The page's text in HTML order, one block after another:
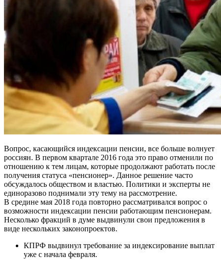
Вопрос, касающийся индексации пенсии, все больше волнует
россиян. В первом квартале 2016 года это право отменили по
отношению к тем лицам, которые продолжают работать после
получения статуса «пенсионер». Данное решение часто
обсуждалось обществом и властью. Политики и эксперты не
единоразово поднимали эту тему на рассмотрение.
В средине мая 2018 года повторно рассматривался вопрос о
возможности индексации пенсии работающим пенсионерам.
Несколько фракций в думе выдвинули свои предложения в
виде нескольких законопроектов.
КПРФ выдвинул требование за индексирование выплат
уже с начала февраля.